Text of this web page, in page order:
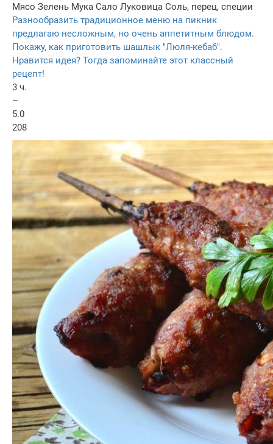
Мясо Зелень Мука Сало Луковица Соль, перец, специи
Разнообразить традиционное меню на пикник
предлагаю несложным, но очень аппетитным блюдом.
Покажу, как приготовить шашлык "Люля-кебаб".
Нравится идея? Тогда запоминайте этот классный
рецепт!
3 ч.
–
5.0
208